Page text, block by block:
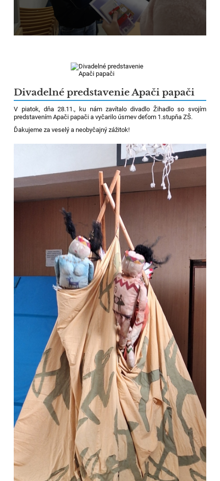
Divadelné predstavenie Apači papači
V piatok, dňa 28.11., ku nám zavítalo divadlo Žihadlo so svojím
predstavením Apači papači a vyčarilo úsmev deťom 1.stupňa ZŠ.
Ďakujeme za veselý a neobyčajný zážitok!